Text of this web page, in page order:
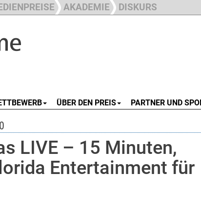
AKADEMIE DISKURS
ÜBER DEN PREIS PARTNER UND
LIVE – 15 Minuten,
Entertainment für